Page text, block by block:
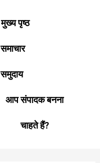
मुख्य पृष्ठ
समाचार
समुदाय
आप संपादक बनना
चाहते हैं?